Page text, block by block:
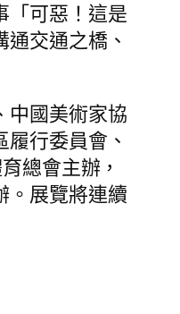
「可惡！這是
交通之橋、
中國美術家協
行委員會、
總會主辦，
。展覽將連續